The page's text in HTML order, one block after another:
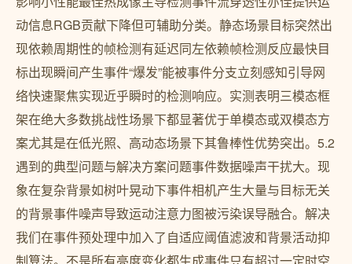
动信息RGB贡献下降但可辅助分类。静态场景目标突然出
现依赖周期性的帧检测有延迟同左依赖帧检测反应最快目
标出现瞬间产生事件“爆发”能被事件分支立刻感知引导网
络快速聚焦实现近乎瞬时的检测响应。实测表明三模态框
架在绝大多数挑战性场景下都显著优于单模态或双模态方
案尤其是在低光照、高动态场景下其鲁棒性优势突出。5.2
遇到的典型问题与解决方案问题事件数据噪声干扰大。现
象在复杂背景如树叶晃动下事件相机产生大量与目标无关
的背景事件噪声导致运动注意力图被污染误导融合。解决
我们在事件预处理中加入了自适应阈值滤波和背景活动抑